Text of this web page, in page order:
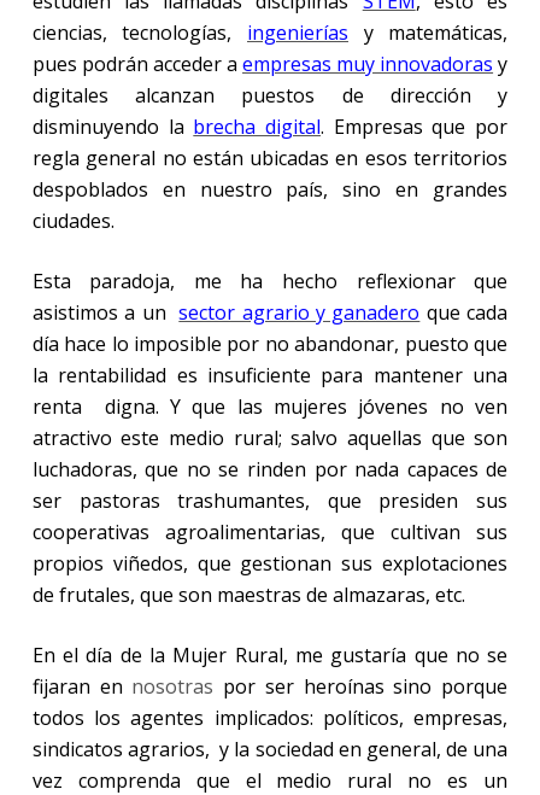
ciencias, tecnologías, ingenierías y matemáticas,
pues podrán acceder aempresas muy innovadoras y
digitales alcanzan puestos de dirección y
disminuyendo la brecha digital. Empresas que por
regla general no están ubicadas en esos territorios
despoblados en nuestro país, sino en grandes
ciudades.
Esta paradoja, me ha hecho reflexionar que
asistimos a unsector agrario y ganadero que cada
día hace lo imposible por no abandonar, puesto que
la rentabilidad es insuficiente para mantener una
renta digna. Y que las mujeres jóvenes no ven
atractivo este medio rural; salvo aquellas que son
luchadoras, que no se rinden por nada capaces de
ser pastoras trashumantes, que presiden sus
cooperativas agroalimentarias, que cultivan sus
propios viñedos, que gestionan sus explotaciones
de frutales, que son maestras de almazaras, etc.
En el día de la Mujer Rural, me gustaría que no se
fijaran en nosotras por ser heroínas sino porque
todos los agentes implicados: políticos, empresas,
sindicatos agrarios, y la sociedad en general, de una
vez comprenda que el medio rural no es un